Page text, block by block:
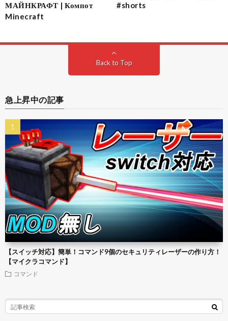
МАЙНКРАФТ | Компот
Minecraft
#shorts
Back to Top
急上昇中の記事
【スイッチ対応】簡単！コマンド9個のセキュリティレーザーの作り方！
【マイクラコマンド】
コマンド